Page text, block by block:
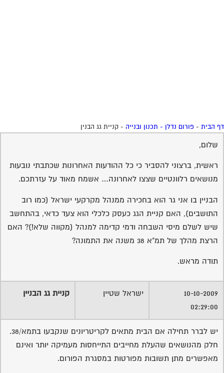
הבית- פורום נדלן - תכנון ובנייה- קניית גג הבנין
שלום,
ראשית, ברצוני להסביר כי כל ההודעות האחרונות שכתבתי נובעות
מנושאים רלוונטיים שצצו לאחרונה… אשמח מאוד על עזרתכם.
הבניין בו אני גר הוא בחכירה ממנהל מקרקעי ישראל (כמו רוב
התושבים), האם קניית הגג כעסק כלכלי הוא צעד כדאי, בהתחשב
שיש לשלם מיסי השבחה ודמי קדימה למנהל (מקווה שלא!)? האם
הרצת מהלך של תמ"א 38 משנה את התמונה?
תודה מראש.
10-10-2009
02:29:00
ישראל שטיין קניית גג הבניין
יש לברר תחילה אם הבית מתאים לקריטריונים שנקבעו בתמא/38.
חלק מהנושאים שהעלת מחייבים התייחסות מעמיקה יותר ואינם
מאפשרים מתן תשובות מפורטות במסגרת הפורום.